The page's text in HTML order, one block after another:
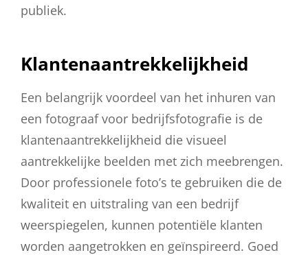
publiek.
Klantenaantrekkelijkheid
Een belangrijk voordeel van het inhuren van
een fotograaf voor bedrijfsfotografie is de
klantenaantrekkelijkheid die visueel
aantrekkelijke beelden met zich meebrengen.
Door professionele foto’s te gebruiken die de
kwaliteit en uitstraling van een bedrijf
weerspiegelen, kunnen potentiële klanten
worden aangetrokken en geïnspireerd. Goed